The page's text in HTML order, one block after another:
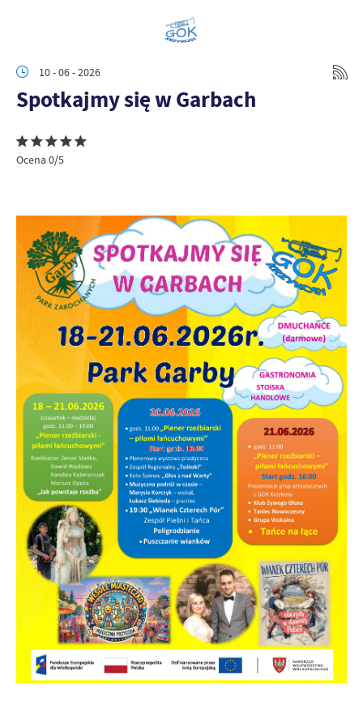
10 - 06 - 2026
Spotkajmy się w Garbach
Ocena 0/5